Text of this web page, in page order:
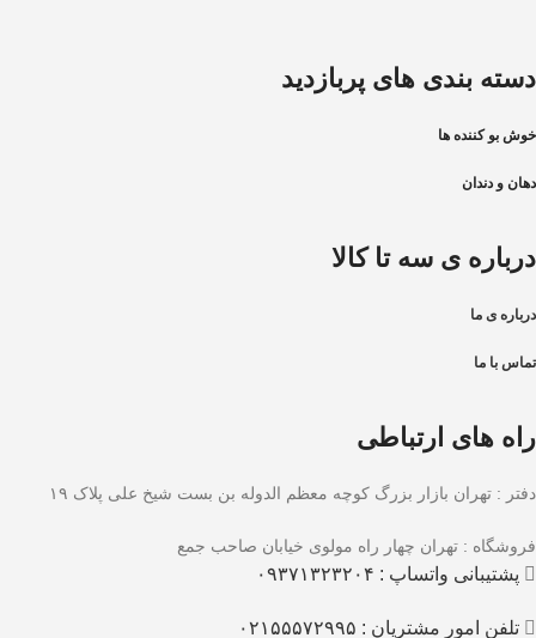
دسته بندی های پربازدید
خوش بو کننده ها
دهان و دندان
درباره ی سه تا کالا
درباره ی ما
تماس با ما
راه های ارتباطی
دفتر : تهران بازار بزرگ کوچه معظم الدوله بن بست شیخ علی پلاک ۱۹
فروشگاه : تهران چهار راه مولوی خیابان صاحب جمع
پشتیبانی واتساپ : ۰۹۳۷۱۳۲۳۲۰۴
تلفن امور مشتریان : ۰۲۱۵۵۵۷۲۹۹۵